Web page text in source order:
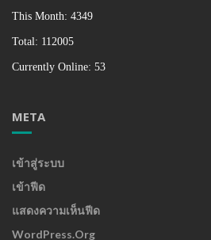
This Month: 4349
Total: 112005
Currently Online: 53
META
เข้าสู่ระบบ
เข้าฟีด
แสดงความเห็นฟีด
WordPress.org